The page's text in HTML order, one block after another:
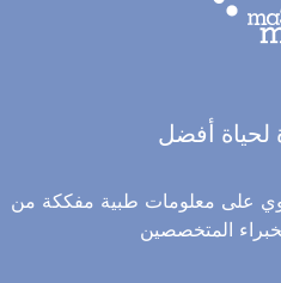
أفضل
على معلومات طبية مفككة من
المتخصصين